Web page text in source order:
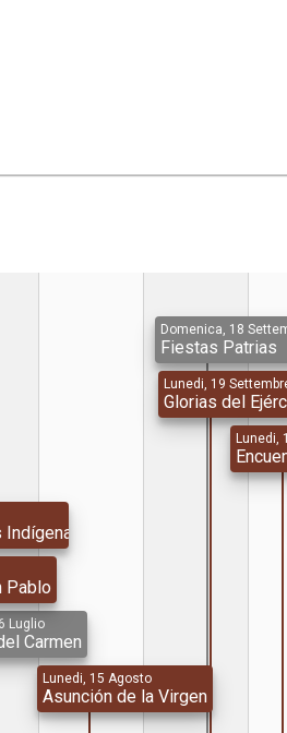
Pablo
Luglio
Carmen
Lunedi, 15 Agosto
Asunción de la Virgen
Domenica, 18
Fiestas Patrias
Lunedi, 19
Glorias del
Lunedi,